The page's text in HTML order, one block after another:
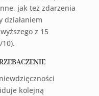
jak też zdarzenia
działaniem
z 15
kolejną